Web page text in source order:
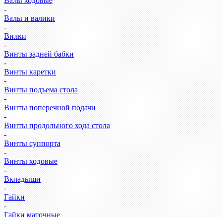
-
Валы и валики
-
Вилки
-
Винты задней бабки
-
Винты каретки
-
Винты подъема стола
-
Винты поперечной подачи
-
Винты продольного хода стола
-
Винты суппорта
-
Винты ходовые
-
Вкладыши
-
Гайки
-
Гайки маточные